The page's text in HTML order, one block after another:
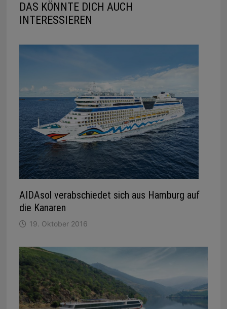
DAS KÖNNTE DICH AUCH
INTERESSIEREN
AIDAsol verabschiedet sich aus Hamburg auf
die Kanaren
19. Oktober 2016